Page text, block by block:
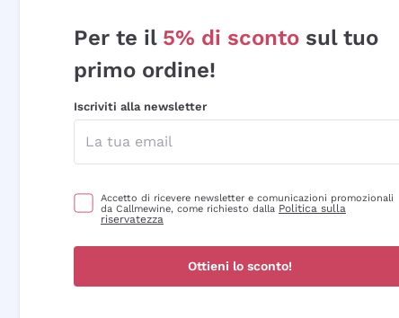
Per te il 5% di sconto sul tuo
primo ordine!
Iscriviti alla newsletter
Accetto di ricevere newsletter e comunicazioni promozionali
da Callmewine, come richiesto dalla Politica sulla
riservatezza
Ottieni lo sconto!